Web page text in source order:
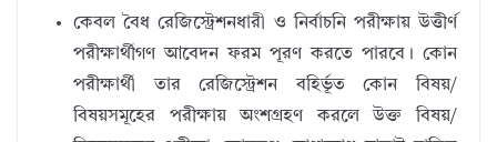
কেবল বৈধ রেজিস্ট্রেশনধারী ও নির্বাচনি পরীক্ষায় উত্তীর্ণ
পরীক্ষার্থীগণ আবেদন ফরম পূরণ করতে পারবে। কোন
পরীক্ষার্থী তার রেজিস্ট্রেশন বহির্ভূত কোন বিষয়/
বিষয়সমূহের পরীক্ষায় অংশগ্রহণ করলে উক্ত বিষয়/